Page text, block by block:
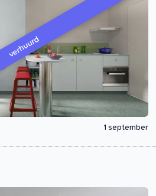
verhuurd
1 september